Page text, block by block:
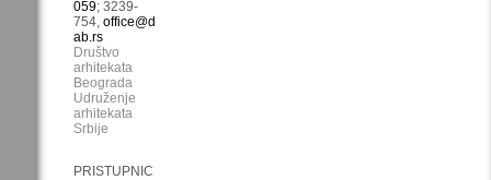
059; 3239-
754, office@d
ab.rs
Društvo
arhitekata
Beograda
Udruženje
arhitekata
Srbije
PRISTUPNIC